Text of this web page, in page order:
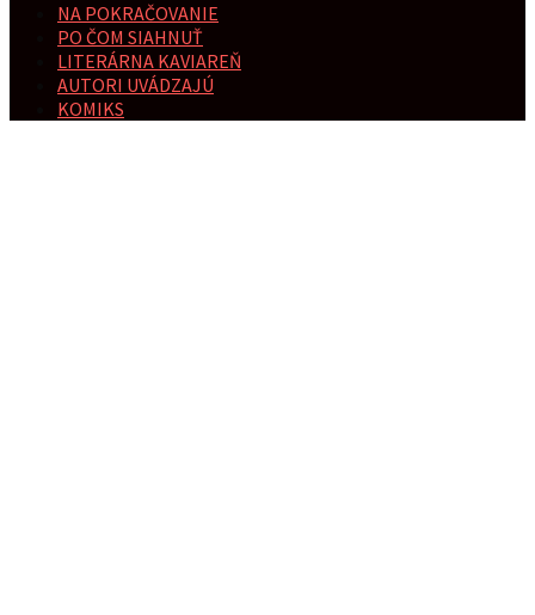
NA POKRAČOVANIE
PO ČOM SIAHNUŤ
LITERÁRNA KAVIAREŇ
AUTORI UVÁDZAJÚ
KOMIKS